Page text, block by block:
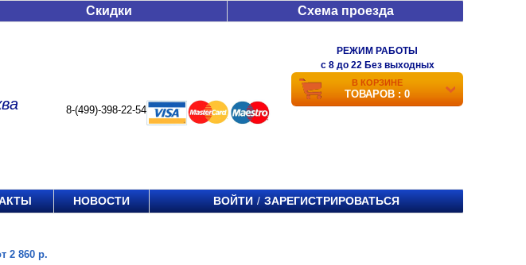
Скидки Схема проезда
8-(499)-398-22-54
РЕЖИМ РАБОТЫ
c 8 до 22 Без выходных
В КОРЗИНЕ
ТОВАРОВ : 0
НОВОСТИ ВОЙТИ / ЗАРЕГИСТРИРОВАТЬСЯ
2 860 р.